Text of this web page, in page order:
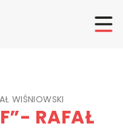
WIŚNIOWSKI
RAFAŁ